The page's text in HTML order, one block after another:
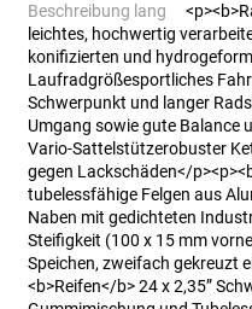
Beschreibung lang
leichtes, hochwertig
konifizierten und
Laufradgrößesportliches
Schwerpunkt und langer
Umgang sowie gute Balance
Vario-Sattelstützerobuster
gegen Lackschäden</
tubelessfähige Felgen aus
Naben mit gedichteten
Steifigkeit (100 x 15 mm
Speichen, zweifach gekreuzt
<b>Reifen</b> 24 x 2,35”